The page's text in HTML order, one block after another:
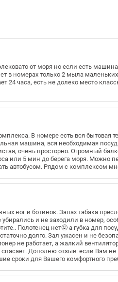
от моря но если есть
в номерах только 2 мыла
часа, есть не долеко место
В номере есть вся бытовая
машина, вся необходимая
очень просторно. Огромный
или 5 мин до берега моря. Можно
автобусом. Рядом с комплексом
ног и ботинок. Запах табака
и не заходили в номер,
Полотенец нет🤬 а губка для
долго. Зал ужасен и не
не работает, а жалкий
спасает. Дополню отзыв: если Вам
сроки для Вашего комфортного